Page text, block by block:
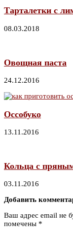
Тарталетки с
08.03.2018
Овощная паста
24.12.2016
Оссобуко
13.11.2016
Кольца с
03.11.2016
Добавить
Ваш адрес email не
помечены *